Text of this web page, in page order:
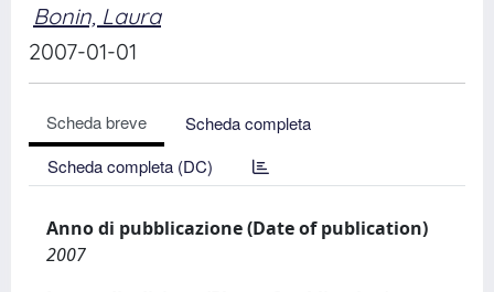
Bonin, Laura
2007-01-01
Scheda breve
Scheda completa
Scheda completa (DC)
Anno di pubblicazione (Date of publication)
2007